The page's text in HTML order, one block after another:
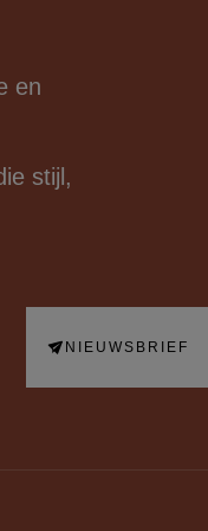
en
stijl,
NIEUWSBRIEF